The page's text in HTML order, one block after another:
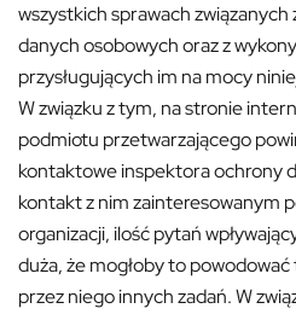
wszystkich sprawach
danych osobowych oraz z
przysługujących im na mocy
W związku z tym, na stronie
podmiotu przetwarzającego
kontaktowe inspektora ochrony
kontakt z nim zainteresowanym
organizacji, ilość pytań
duża, że mogłoby to
przez niego innych zadań. W